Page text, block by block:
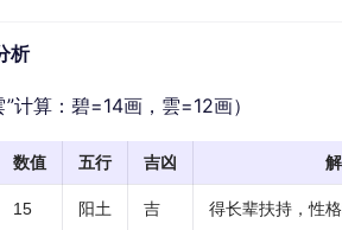
析
”计算：碧=14画，雲=12画）
数值 五行 吉凶
15 阳土 吉 得长辈扶持，性